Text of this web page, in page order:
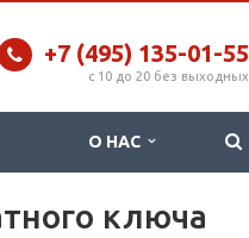
+7 (495) 135-01-55
c 10 до 20 без выходных
О НАС
ключа